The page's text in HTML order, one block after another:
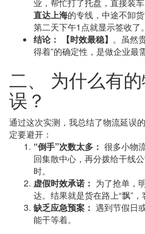
业，帮忙打了托盘，直接装
直达上海的专线，中途不卸
第二天下午1点就显示签收了。
结论：
【时效最稳】 。虽然
得着”的确定性，是做企业最
二、 为什么有
误？
通过这次实测，我总结了物流延误
定要避开：
“倒手”次数太多： 很多小物
回集散中心，再分拨给干线
时。
虚假时效承诺： 为了抢单，
达。结果就是货在路上“飘”，
缺乏应急预案： 遇到节假日
能干等着。